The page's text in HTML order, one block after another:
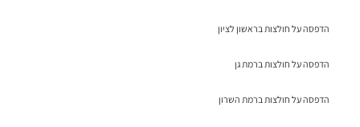
הדפסה על חולצות בראשון לציון
הדפסה על חולצות ברמת גן
הדפסה על חולצות ברמת השרון